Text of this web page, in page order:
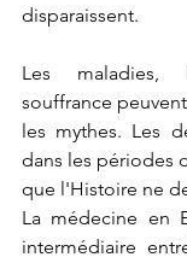
disparaissent.
Les maladies,
souffrance
les mythes. Les
dans les périodes
que l'Histoire ne
La médecine en
intermédiaire